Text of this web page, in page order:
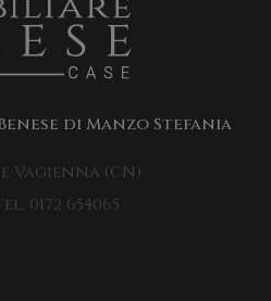
di Manzo Stefania
Vagienna (CN)
0172 654065